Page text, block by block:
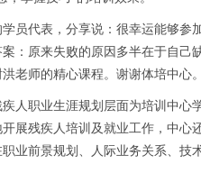
代表，分享说：很幸运能够参
：原来失败的原因多半在于自
老师的精心课程。谢谢体培中
职业生涯规划层面为培训中心
展残疾人培训及就业工作，中
业前景规划、人际业务关系、技